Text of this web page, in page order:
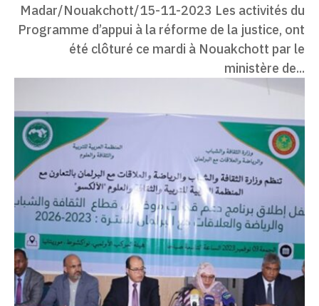
Madar/Nouakchott/15-11-2023 Les activités du
Programme d’appui à la réforme de la justice, ont
été clôturé ce mardi à Nouakchott par le
ministère de...